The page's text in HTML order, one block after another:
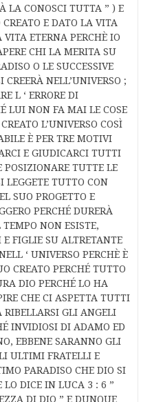
LA CONOSCI TUTTA ” ) E
E DATO LA VITA
ETERNA PERCHÈ IO
CHI LA MERITA SU
O LE SUCCESSIVE
NELL’UNIVERSO ;
L ‘ ERRORE DI
LUI NON FA MAI LE COSE
L’UNIVERSO COSÌ
È PER TRE MOTIVI
E GIUDICARCI TUTTI
POSIZIONARE TUTTE LE
LEGGETE TUTTO CON
SUO PROGETTO E
PERCHÉ DURERÀ
TEMPO NON ESISTE,
FIGLIE SU ALTRETANTE
‘ UNIVERSO PERCHÈ È
CREATO PERCHÉ TUTTO
DIO PERCHÉ LO HA
CHE CI ASPETTA TUTTI
RIBELLARSI GLI ANGELI
INVIDIOSI DI ADAMO ED
EBBENE SARANNO GLI
ULTIMI FRATELLI E
PARADISO CHE DIO SI
LO DICE IN LUCA 3 : 6 ”
DI DIO ” E DUNQUE